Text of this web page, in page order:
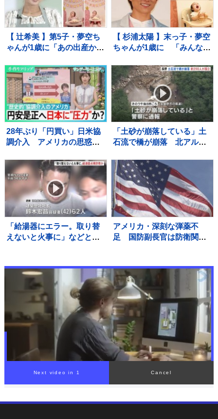
宅被害は・・【サンデーモ
ーニング】
【 辻希美 】第5子・夢空ち
ゃんが1歳に「あの出産から
す」 手や口元がクリーム
だらけでケーキ頬張る姿も
【 杉浦太陽 】末っ子・夢空
ちゃんが1歳に 「みんなに
て」家族総出でお祝い
28年ぶり「円買い」日米協
調介入 アメリカの思惑
力”か？【サンデーモーニン
グ】
「土砂が崩落している」土
石流で橋が崩落 北アルプ
に登山客など約390人が孤
立状態 長野
「給湯器にエラー。取り替
えないと火事に」などとウ
うとしたか 建築会社社長の
男ら2人逮捕 東京・足立区
アメリカ・深刻な弾薬不
足 国防副長官は防衛関連